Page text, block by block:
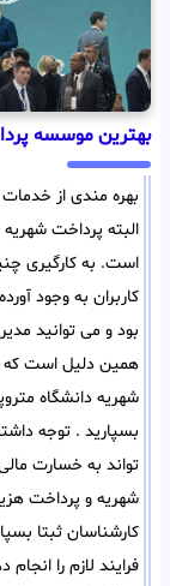
بهترین موسسه
بهره مندی از
البته پرداخت شهریه
است. به کارگیری
کاربران به وجود
بود و می توانید
همین دلیل است که
شهریه دانشگاه
بسپارید . توجه
تواند به خسارت
شهریه و پرداخت
کارشناسان ثبتا
فرایند لازم را